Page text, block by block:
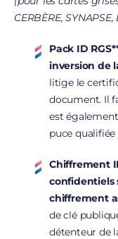
CERBÈRE,
Pack ID
inversion de
litige le
document. Il
est
puce
Chiffrement
confidentiels
chiffrement
de clé
détenteur de